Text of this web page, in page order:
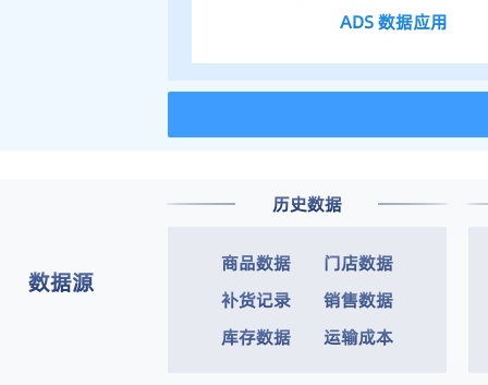
ADS 数据应用
数据源
历史数据
商品数据
门店数据
补货记录
销售数据
库存数据
运输成本